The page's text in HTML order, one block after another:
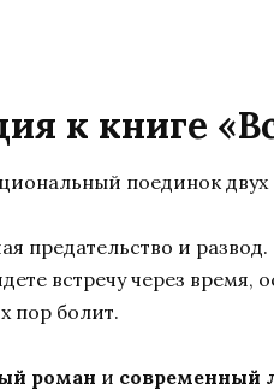
к книге
поединок двух
предательство и
встречу через
пор болит.
роман и современный